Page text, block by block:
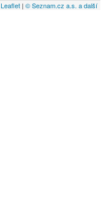
Leaflet | © Seznam.cz a.s. a další